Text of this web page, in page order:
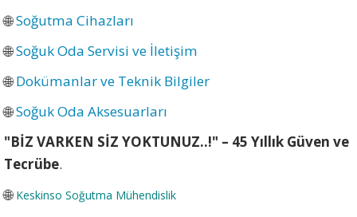
🌐Soğutma Cihazları
🌐Soğuk Oda Servisi ve İletişim
🌐Dokümanlar ve Teknik Bilgiler
🌐Soğuk Oda Aksesuarları
"BİZ VARKEN SİZ YOKTUNUZ..!" – 45 Yıllık Güven ve
Tecrübe.
🌐 Keskinso Soğutma Mühendislik